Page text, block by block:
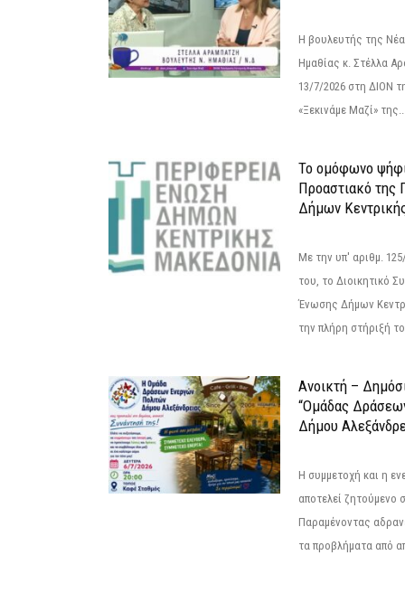
Η βουλευτής της
Ημαθίας κ. Στέλλα
13/7/2026 στη ΔΙΟΝ
«Ξεκινάμε Μαζί»
Το ομόφωνο
Προαστιακό της
Δήμων
Με την υπ' αριθμ.
του, το Διοικητικό
Ένωσης Δήμων
την πλήρη στήριξή
Ανοικτή –
“Ομάδας
Δήμου
Η συμμετοχή και η
αποτελεί ζητούμενο
Παραμένοντας
τα προβλήματα από